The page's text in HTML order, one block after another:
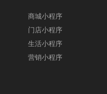
商城小程序
门店小程序
生活小程序
营销小程序